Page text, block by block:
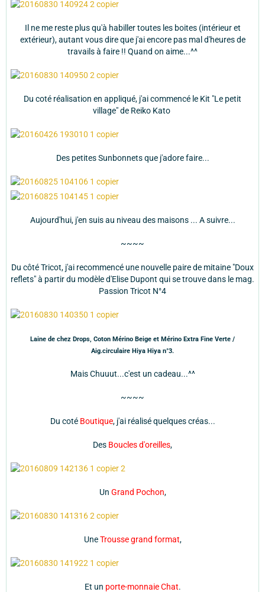
Il ne me reste plus qu'à habiller toutes les boites (intérieur et
extérieur), autant vous dire que j'ai encore pas mal d'heures de
travails à faire !! Quand on aime...^^
Du coté réalisation en appliqué, j'ai commencé le Kit "Le petit
village" de Reiko Kato
Des petites Sunbonnets que j'adore faire...
Aujourd'hui, j'en suis au niveau des maisons ... A suivre...
~~~~
Du côté Tricot, j'ai recommencé une nouvelle paire de mitaine "Doux
reflets" à partir du modèle d'Elise Dupont qui se trouve dans le mag.
Passion Tricot N°4
Laine de chez Drops, Coton Mérino Beige et Mérino Extra Fine Verte /
Aig.circulaire Hiya Hiya n°3.
Mais Chuuut...c'est un cadeau...^^
~~~~
Du coté Boutique, j'ai réalisé quelques créas...
Des Boucles d'oreilles,
Un Grand Pochon,
UneTrousse grand format,
Et un porte-monnaie Chat.